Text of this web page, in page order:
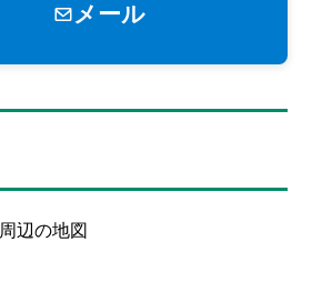
メール
周辺の地図